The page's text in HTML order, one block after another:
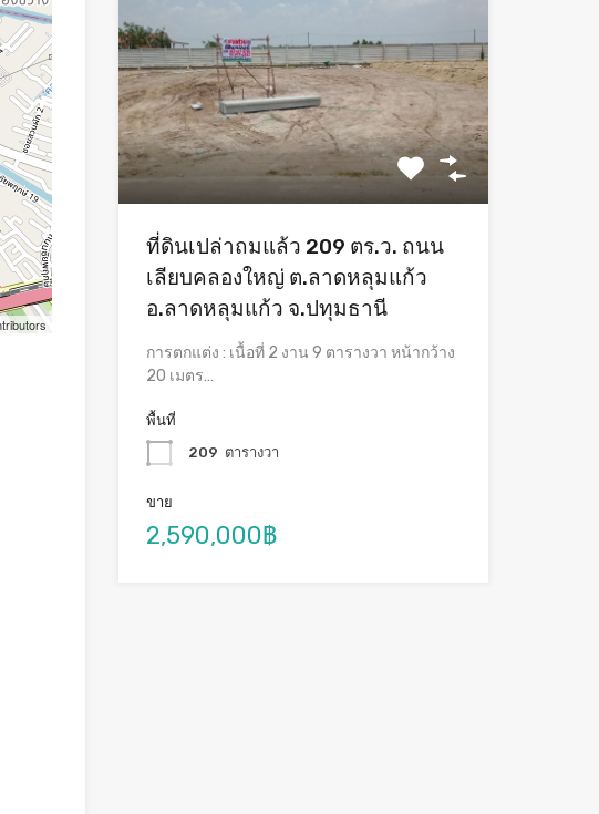
ที่ดินเปล่าถมแล้ว 209 ตร.ว. ถนน
เลียบคลองใหญ่ ต.ลาดหลุมแก้ว
อ.ลาดหลุมแก้ว จ.ปทุมธานี
การตกแต่ง : เนื้อที่ 2 งาน 9 ตารางวา หน้ากว้าง
20 เมตร…
พื้นที่
209 ตารางวา
ขาย
2,590,000฿